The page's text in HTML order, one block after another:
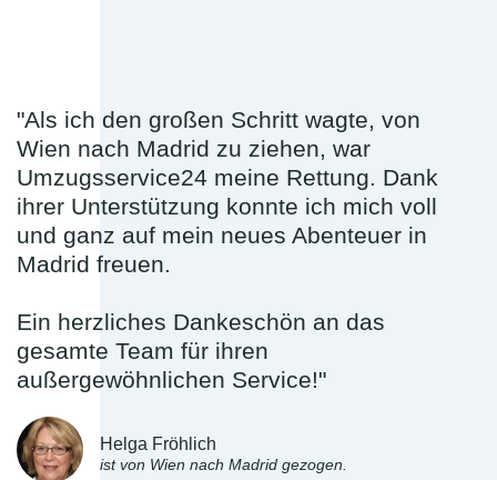
"Als ich den großen Schritt wagte, von
Wien nach Madrid zu ziehen, war
Umzugsservice24 meine Rettung. Dank
ihrer Unterstützung konnte ich mich voll
und ganz auf mein neues Abenteuer in
Madrid freuen.
Ein herzliches Dankeschön an das
gesamte Team für ihren
außergewöhnlichen Service!"
Helga Fröhlich
ist von Wien nach Madrid gezogen.